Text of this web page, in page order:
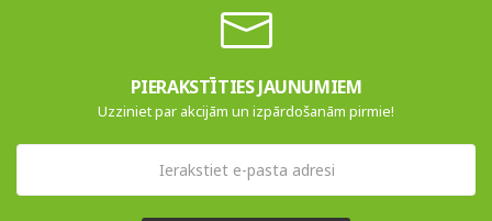
PIERAKSTĪTIES JAUNUMIEM
Uzziniet par akcijām un izpārdošanām pirmie!